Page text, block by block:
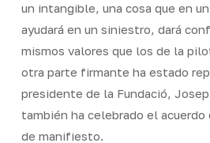
un intangible, una cosa que en
ayudará en un siniestro, dará
mismos valores que los de la
otra parte firmante ha estado
presidente de la Fundació,
también ha celebrado el acuerdo
de manifiesto.